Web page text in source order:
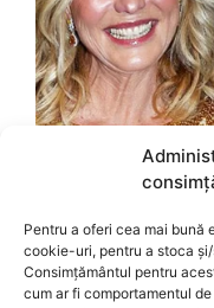
Pentru a oferi cea mai bună
cookie-uri, pentru a stoca
Consimțământul pentru
cum ar fi comportamentul